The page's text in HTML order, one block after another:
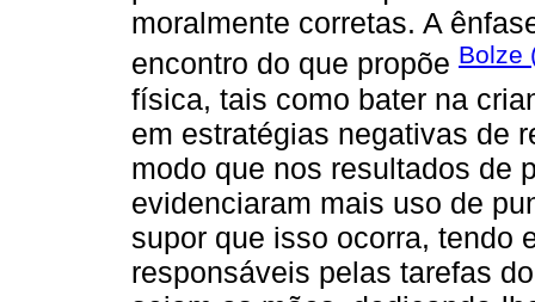
moralmente corretas. A
encontro do que propõe Bolze
física, tais como bater na
em estratégias negativas de
modo que nos resultados de
evidenciaram mais uso de
supor que isso ocorra, tendo
responsáveis pelas tarefas